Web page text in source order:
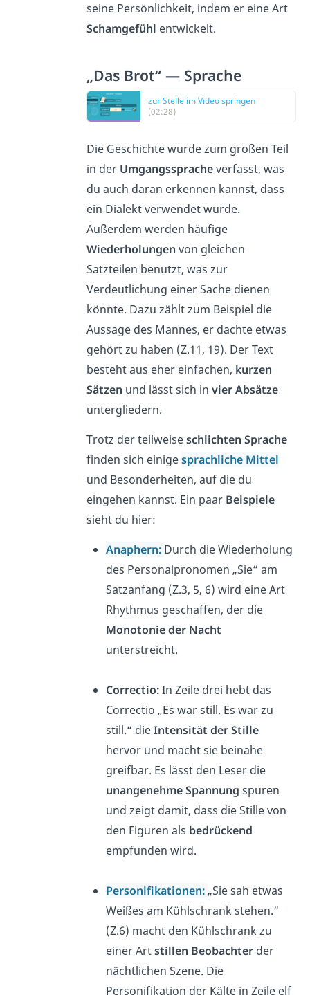
seine Persönlichkeit, indem er eine Art
Schamgefühl entwickelt.
„Das Brot“ — Sprache
zur Stelle im Video springen
(02:28)
Die Geschichte wurde zum großen Teil
in der Umgangsspracheverfasst, was
du auch daran erkennen kannst, dass
ein Dialekt verwendet wurde.
Außerdem werden häufige
Wiederholungen von gleichen
Satzteilen benutzt, was zur
Verdeutlichung einer Sache dienen
könnte. Dazu zählt zum Beispiel die
Aussage des Mannes, er dachte etwas
gehört zu haben (Z.11, 19). Der Text
besteht aus eher einfachen, kurzen
Sätzen und lässt sich invier Absätze
untergliedern.
Trotz der teilweiseschlichten Sprache
finden sich einigesprachliche Mittel
und Besonderheiten, auf die du
eingehen kannst. Ein paar Beispiele
sieht du hier:
Anaphern: Durch die Wiederholung
des Personalpronomen „Sie“ am
Satzanfang (Z.3, 5, 6)wird eine Art
Rhythmus geschaffen, der die
Monotonie der Nacht
unterstreicht.
Correctio:In Zeile drei hebt das
Correctio „Es war still. Es war zu
still.“ dieIntensität der Stille
hervor und macht sie beinahe
greifbar. Es lässt den Leser die
unangenehme Spannung spüren
und zeigt damit, dass die Stille von
den Figuren als bedrückend
empfunden wird.
Personifikationen:„Sie sah etwas
Weißes am Kühlschrank stehen.“
(Z.6) macht den Kühlschrank zu
einer Artstillen Beobachter der
nächtlichen Szene. Die
Personifikation der Kälte in Zeile elf